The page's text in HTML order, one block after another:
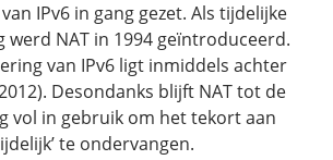
IPv6 in gang gezet. Als tijdelijke
werd NAT in 1994 geïntroduceerd.
van IPv6 ligt inmiddels achter
Desondanks blijft NAT tot de
vol in gebruik om het tekort aan
te ondervangen.